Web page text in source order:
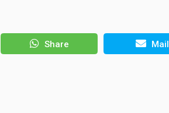
Share Mail